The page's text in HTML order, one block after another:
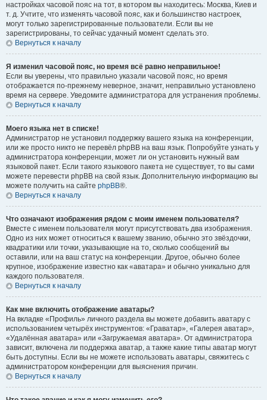
настройках часовой пояс на тот, в котором вы находитесь: Москва, Киев и
т. д. Учтите, что изменять часовой пояс, как и большинство настроек,
могут только зарегистрированные пользователи. Если вы не
зарегистрированы, то сейчас удачный момент сделать это.
Вернуться к началу
Я изменил часовой пояс, но время всё равно неправильное!
Если вы уверены, что правильно указали часовой пояс, но время
отображается по-прежнему неверное, значит, неправильно установлено
время на сервере. Уведомите администратора для устранения проблемы.
Вернуться к началу
Моего языка нет в списке!
Администратор не установил поддержку вашего языка на конференции,
или же просто никто не перевёл phpBB на ваш язык. Попробуйте узнать у
администратора конференции, может ли он установить нужный вам
языковой пакет. Если такого языкового пакета не существует, то вы сами
можете перевести phpBB на свой язык. Дополнительную информацию вы
можете получить на сайте phpBB®.
Вернуться к началу
Что означают изображения рядом с моим именем пользователя?
Вместе с именем пользователя могут присутствовать два изображения.
Одно из них может относиться к вашему званию, обычно это звёздочки,
квадратики или точки, указывающие на то, сколько сообщений вы
оставили, или на ваш статус на конференции. Другое, обычно более
крупное, изображение известно как «аватара» и обычно уникально для
каждого пользователя.
Вернуться к началу
Как мне включить отображение аватары?
На вкладке «Профиль» личного раздела вы можете добавить аватару с
использованием четырёх инструментов: «Граватар», «Галерея аватар»,
«Удалённая аватара» или «Загружаемая аватара». От администратора
зависит, включена ли поддержка аватар, а также какие типы аватар могут
быть доступны. Если вы не можете использовать аватары, свяжитесь с
администратором конференции для выяснения причин.
Вернуться к началу